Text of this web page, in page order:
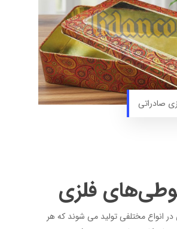
صادراتی
فلزی
انواع مختلفی تولید می‌ شوند که هر